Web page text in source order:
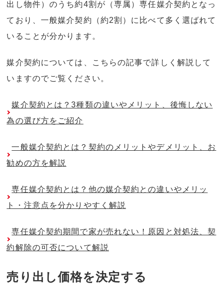
出し物件）のうち約4割が（専属）専任媒介契約となっ
ており、一般媒介契約（約2割）に比べて多く選ばれて
いることが分かります。
媒介契約については、こちらの記事で詳しく解説して
いますのでご覧ください。
媒介契約とは？3種類の違いやメリット、後悔しない
為の選び方をご紹介
一般媒介契約とは？契約のメリットやデメリット、お
勧めの方を解説
専任媒介契約とは？他の媒介契約との違いやメリッ
ト・注意点を分かりやすく解説
専任媒介契約期間で家が売れない！原因と対処法、契
約解除の可否について解説
売り出し価格を決定する